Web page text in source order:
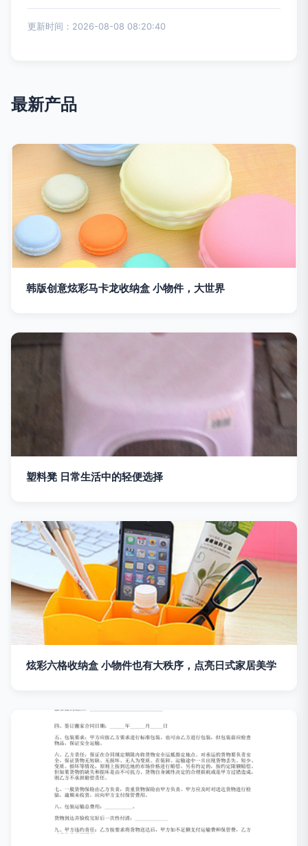
更新时间：2026-08-08 08:20:40
最新产品
韩版创意炫彩马卡龙收纳盒 小物件，大世界
塑料凳 日常生活中的轻便选择
炫彩六格收纳盒 小物件也有大秩序，点亮日式家居美学